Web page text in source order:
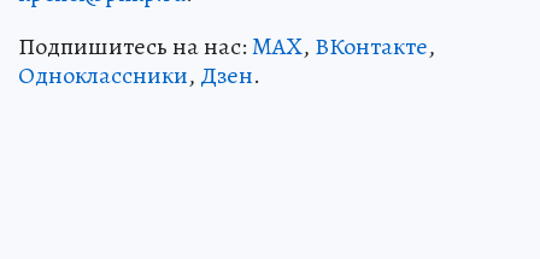
Подпишитесь на нас:MAX, ВКонтакте,
Одноклассники, Дзен.